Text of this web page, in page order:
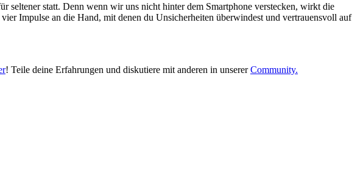
seltener statt. Denn wenn wir uns nicht hinter dem Smartphone verstecken, wirkt die
Impulse an die Hand, mit denen du Unsicherheiten überwindest und vertrauensvoll auf
! Teile deine Erfahrungen und diskutiere mit anderen in unsererCommunity.